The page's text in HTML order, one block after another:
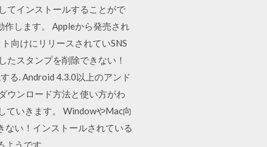
てインストールすることがで
します。 Appleから発売され
向けにリリースされていSNS
たスタンプを削除できない！
る. Android 4.3.0以上のアンド
ウンロード方法と使い方がわ
ていきます。 WindowやMac向
ない！インストールされている
ようです